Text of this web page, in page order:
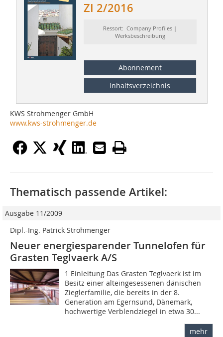
ZI 2/2016
Ressort: Company Profiles |
Werksbeschreibung
Abonnement
Inhaltsverzeichnis
KWS Strohmenger GmbH
www.kws-strohmenger.de
Thematisch passende Artikel:
Ausgabe 11/2009
Dipl.-Ing. Patrick Strohmenger
Neuer energiesparender Tunnelofen für
Grasten Teglvaerk A/S
1 Einleitung Das Grasten Teglvaerk ist im
Besitz einer alteingesessenen dänischen
Zieglerfamilie, die bereits in der 8.
Generation am Egernsund, Dänemark,
hochwertige Verblendziegel in etwa 30...
mehr